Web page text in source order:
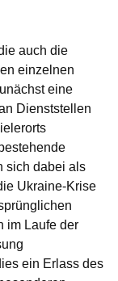
auch die
einzelnen
eine
Dienst­stellen
sich dabei als
Ukraine-Krise
im Laufe der
ein Erlass des